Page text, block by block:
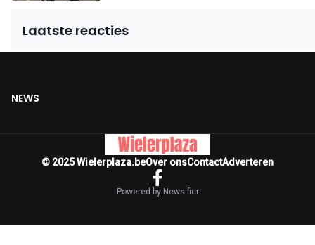
Laatste reacties
NEWS
© 2025 Wielerplaza.beOver onsContactAdverteren
Powered by Newsifier